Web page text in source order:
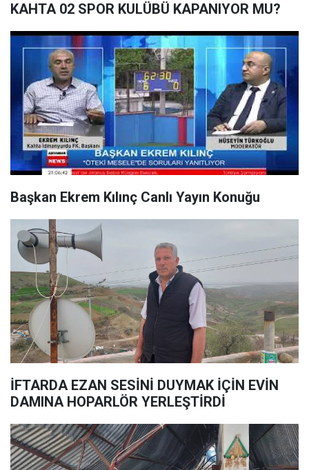
KAHTA 02 SPOR KULÜBÜ KAPANIYOR MU?
Başkan Ekrem Kılınç Canlı Yayın Konuğu
İFTARDA EZAN SESİNİ DUYMAK İÇİN EVİN
DAMINA HOPARLÖR YERLEŞTİRDİ